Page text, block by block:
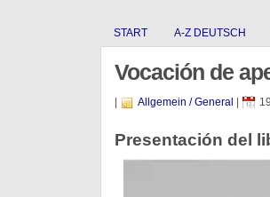
START A-Z DEUTSCH
Vocación de
Allgemein / General
Presentación del